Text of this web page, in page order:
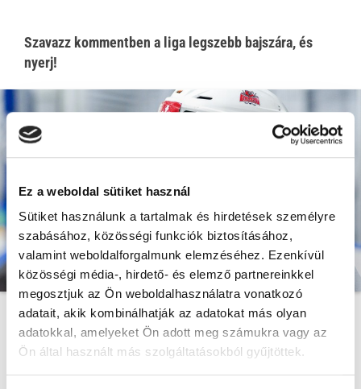
Ez a weboldal sütiket használ
Sütiket használunk a tartalmak és hirdetések személyre
szabásához, közösségi funkciók biztosításához,
valamint weboldalforgalmunk elemzéséhez. Ezenkívül
közösségi média-, hirdető- és elemző partnereinkkel
megosztjuk az Ön weboldalhasználatra vonatkozó
adatait, akik kombinálhatják az adatokat más olyan
adatokkal, amelyeket Ön adott meg számukra vagy az
Ön által használt más szolgáltatásokból gyűjtöttek.
Szavazz kommentben a liga legszebb bajszára, és
nyerj!
A Movember kampány lényege világszerte, hogy
ráirányítsa a figyelmet a férfiak egészésgére és a
szűrővizsgálatok fontosságára. A mozgalom
résztvevői azzal szeretnék felhívni a figyelmet, hogy